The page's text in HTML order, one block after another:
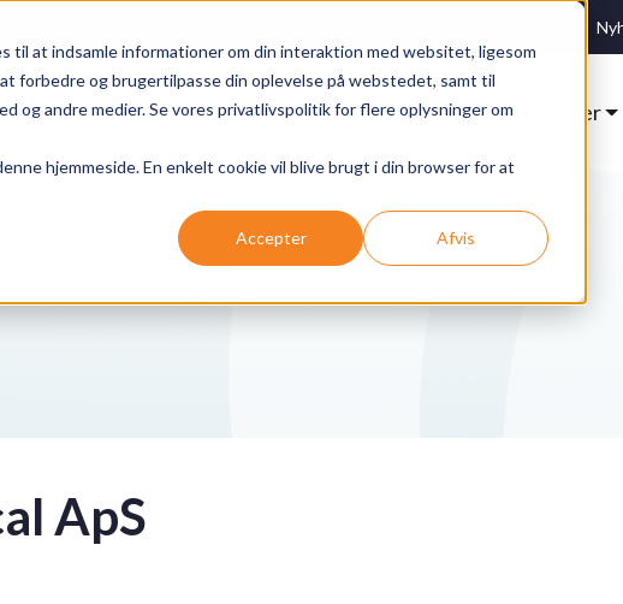
til at indsamle informationer om din interaktion med websitet, ligesom
forbedre og brugertilpasse din oplevelse på webstedet, samt til
og andre medier. Se vores privatlivspolitik for flere oplysninger om
hjemmeside. En enkelt cookie vil blive brugt i din browser for at
Accepter Afvis
Produkter Spørgsmål og svar Artikler
ApS